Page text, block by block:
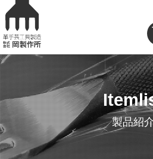
製品紹